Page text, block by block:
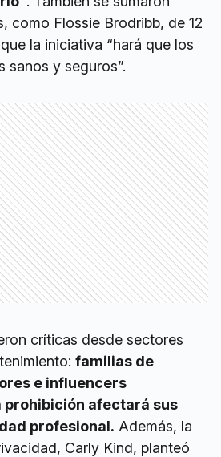
como Flossie Brodribb, de 12
la iniciativa “hará que los
sanos y seguros”.
críticas desde sectores
familias de
e influencers
afectará sus
profesional. Además, la
Carly Kind, planteó